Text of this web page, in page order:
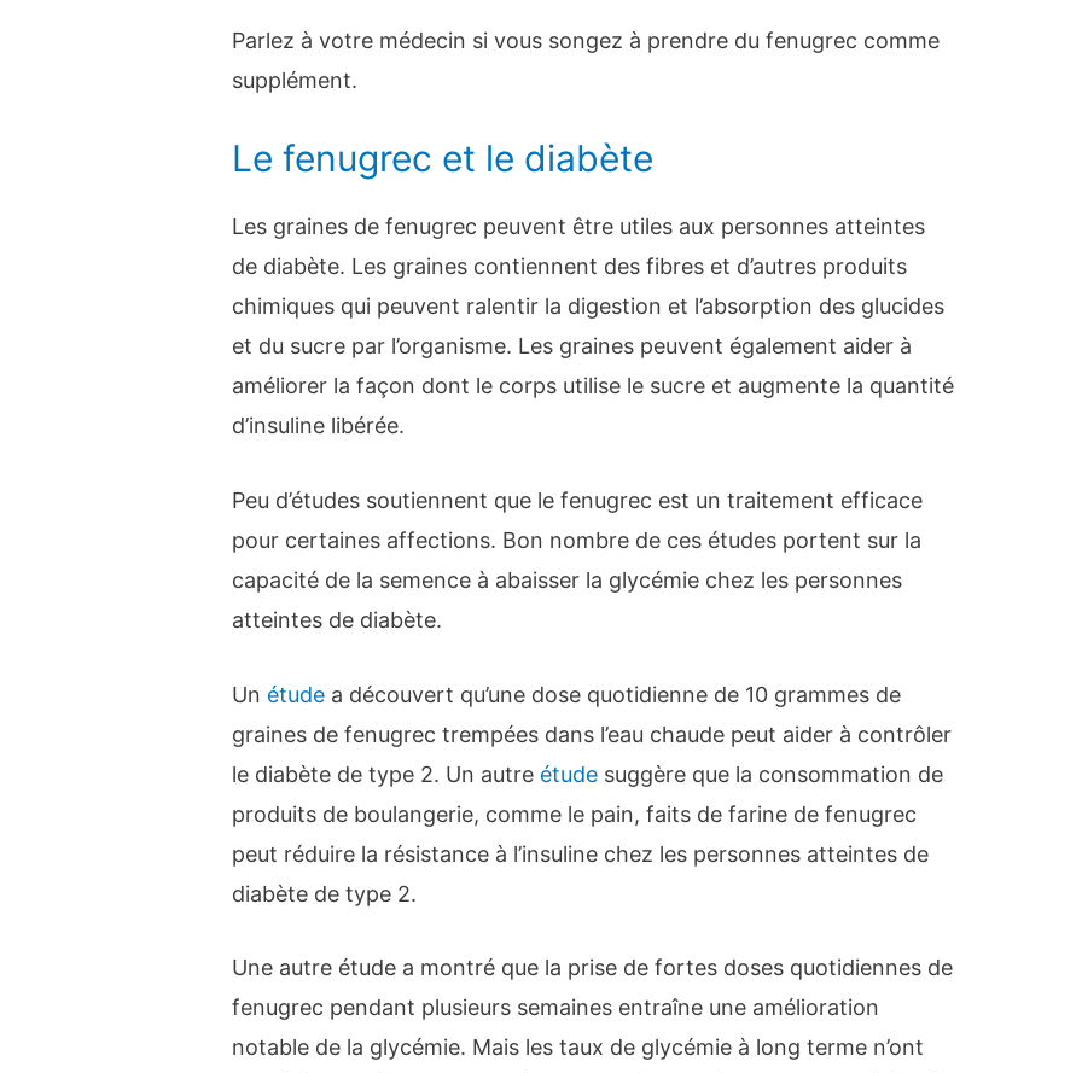
Parlez à votre médecin si vous songez à prendre du fenugrec comme
supplément.
Le fenugrec et le diabète
Les graines de fenugrec peuvent être utiles aux personnes atteintes
de diabète. Les graines contiennent des fibres et d’autres produits
chimiques qui peuvent ralentir la digestion et l’absorption des glucides
et du sucre par l’organisme. Les graines peuvent également aider à
améliorer la façon dont le corps utilise le sucre et augmente la quantité
d’insuline libérée.
Peu d’études soutiennent que le fenugrec est un traitement efficace
pour certaines affections. Bon nombre de ces études portent sur la
capacité de la semence à abaisser la glycémie chez les personnes
atteintes de diabète.
Un étude a découvert qu’une dose quotidienne de 10 grammes de
graines de fenugrec trempées dans l’eau chaude peut aider à contrôler
le diabète de type 2. Un autre étude suggère que la consommation de
produits de boulangerie, comme le pain, faits de farine de fenugrec
peut réduire la résistance à l’insuline chez les personnes atteintes de
diabète de type 2.
Une autre étude a montré que la prise de fortes doses quotidiennes de
fenugrec pendant plusieurs semaines entraîne une amélioration
notable de la glycémie. Mais les taux de glycémie à long terme n’ont